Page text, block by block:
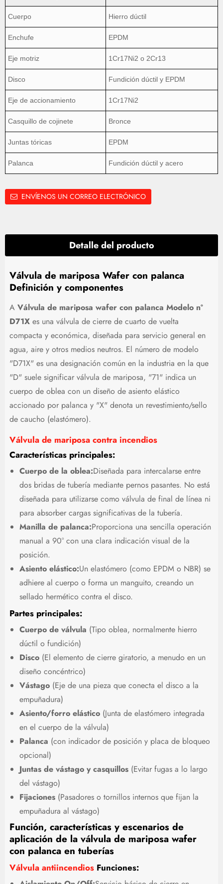
Cuerpo Hierro dúctil
Enchufe EPDM
Eje motriz 1Cr17Ni2 o 2Cr13
Disco Fundición dúctil y EPDM
Eje de accionamiento 1Cr17Ni2
Casquillo de cojinete Bronce
Juntas tóricas EPDM
Palanca Fundición dúctil y acero
ENVÍENOS UN CORREO ELECTRÓNICO
Detalle del producto
Válvula de mariposa Wafer con palanca
Definición y componentes
A Válvula de mariposa wafer con palanca Modelo nº
D71Xes una válvula de cierre de cuarto de vuelta
compacta y económica, diseñada para servicio general en
agua, aire y otros medios neutros. El número de modelo
"D71X" es una designación común en la industria en la que
"D" suele significar válvula de mariposa, "71" indica un
cuerpo de oblea con un diseño de asiento elástico
accionado por palanca y "X" denota un revestimiento/sello
de caucho (elastómero).
Válvula de mariposa contra incendios
Características principales:
Cuerpo de la oblea:Diseñada para intercalarse entre
dos bridas de tubería mediante pernos pasantes. No está
diseñada para utilizarse como válvula de final de línea ni
para absorber cargas significativas de la tubería.
Manilla de palanca:Proporciona una sencilla operación
manual a 90° con una clara indicación visual de la
posición.
Asiento elástico:Un elastómero (como EPDM o NBR) se
adhiere al cuerpo o forma un manguito, creando un
sellado hermético contra el disco.
Partes principales:
Cuerpo de válvula (Tipo oblea, normalmente hierro
dúctil o fundición)
Disco(El elemento de cierre giratorio, a menudo en un
diseño concéntrico)
Vástago(Eje de una pieza que conecta el disco a la
empuñadura)
Asiento/forro elástico(Junta de elastómero integrada
en el cuerpo de la válvula)
Palanca (con indicador de posición y placa de bloqueo
opcional)
Juntas de vástago y casquillos(Evitar fugas a lo largo
del vástago)
Fijaciones(Pasadores o tornillos internos que fijan la
empuñadura al vástago)
Función, características y escenarios de
aplicación de la válvula de mariposa wafer
con palanca en tuberías
Válvula antiincendiosFunciones: